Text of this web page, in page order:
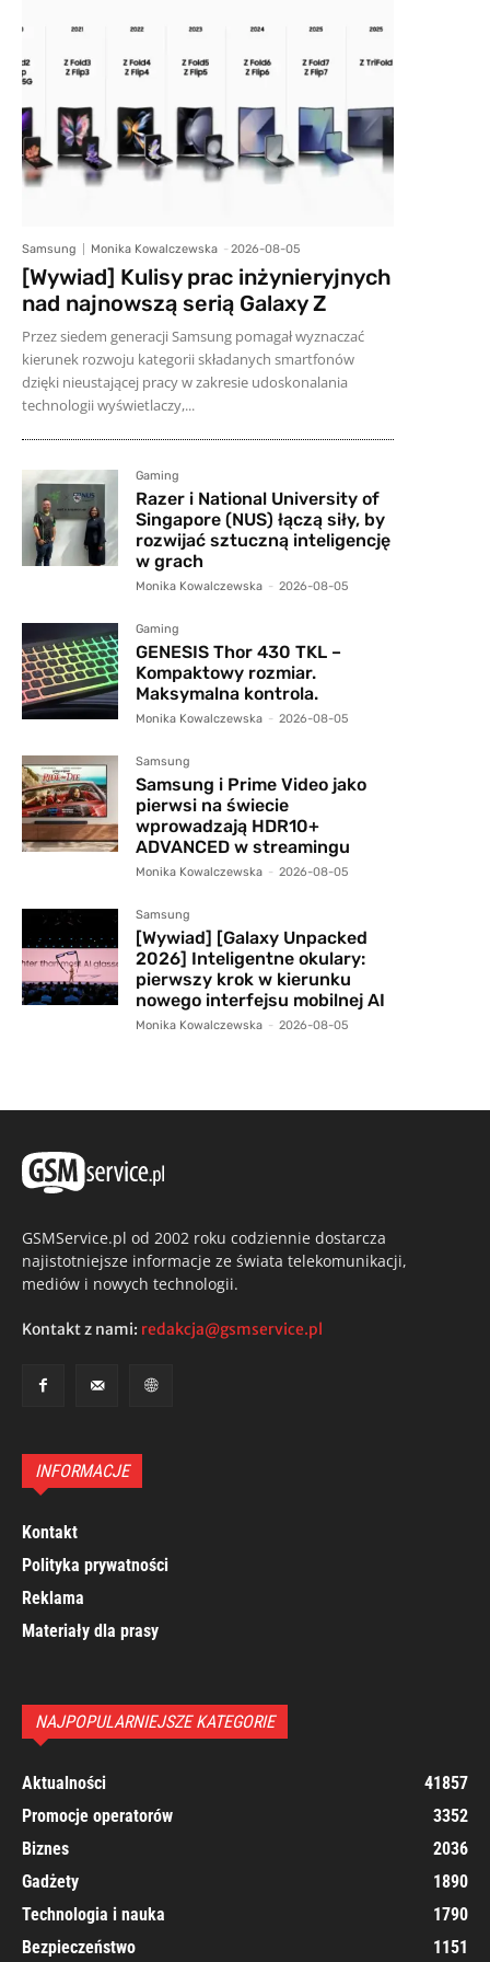
Samsung Monika Kowalczewska - 2026-08-05
[Wywiad] Kulisy prac inżynieryjnych
nad najnowszą serią Galaxy Z
Przez siedem generacji Samsung pomagał wyznaczać
kierunek rozwoju kategorii składanych smartfonów
dzięki nieustającej pracy w zakresie udoskonalania
technologii wyświetlaczy,...
Gaming
Razer i National University of
Singapore (NUS) łączą siły, by
rozwijać sztuczną inteligencję
w grach
Monika Kowalczewska - 2026-08-05
Gaming
GENESIS Thor 430 TKL –
Kompaktowy rozmiar.
Maksymalna kontrola.
Monika Kowalczewska - 2026-08-05
Samsung
Samsung i Prime Video jako
pierwsi na świecie
wprowadzają HDR10+
ADVANCED w streamingu
Monika Kowalczewska - 2026-08-05
Samsung
[Wywiad] [Galaxy Unpacked
2026] Inteligentne okulary:
pierwszy krok w kierunku
nowego interfejsu mobilnej AI
Monika Kowalczewska - 2026-08-05
GSMService.pl od 2002 roku codziennie dostarcza
najistotniejsze informacje ze świata telekomunikacji,
mediów i nowych technologii.
Kontakt z nami: redakcja@gsmservice.pl
INFORMACJE
Kontakt
Polityka prywatności
Reklama
Materiały dla prasy
NAJPOPULARNIEJSZE KATEGORIE
Aktualności
41857
Promocje operatorów
3352
Biznes
2036
Gadżety
1890
Technologia i nauka
1790
Bezpieczeństwo
1151